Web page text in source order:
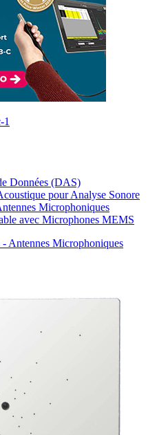
1
Données (DAS)
pour Analyse Sonore
Microphoniques
avec Microphones MEMS
- Antennes Microphoniques